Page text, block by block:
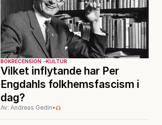
BOKRECENSION KULTUR
Vilket inflytande har Per
Engdahls folkhemsfascism i
dag?
Av: Andreas Gedin•